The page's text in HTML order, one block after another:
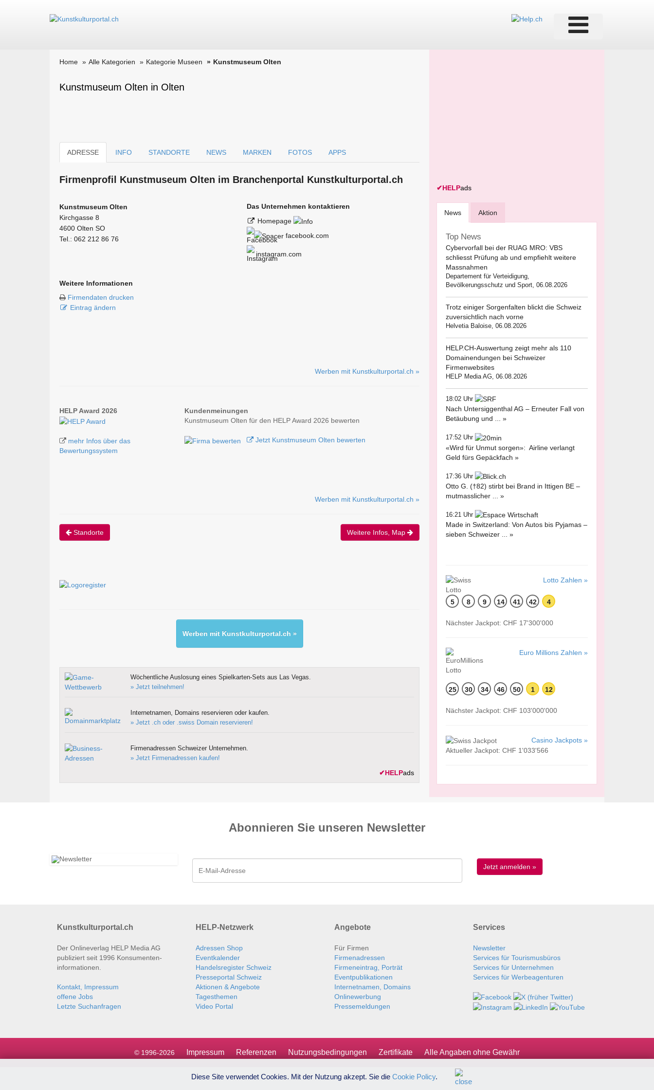
Home Alle Kategorien Kategorie Museen Kunstmuseum Olten
Kunstmuseum Olten in Olten
ADRESSE INFO STANDORTE NEWS MARKEN FOTOS APPS
Firmen­profil Kunstmuseum Olten im Branchen­portal Kunstkulturportal.ch
Kunstmuseum Olten
Kirchgasse 8
4600 Olten SO
Tel.: 062 212 86 76
Das Unternehmen kontaktieren
Homepage
facebook.com
instagram.com
Weitere Informationen
Firmendaten drucken
Eintrag ändern
Werben mit Kunstkulturportal.ch »
HELP Award 2026
mehr Infos über das
Bewertungssystem
Kundenmeinungen
Kunstmuseum Olten für den HELP Award 2026 bewerten
Jetzt Kunstmuseum Olten bewerten
Werben mit Kunstkulturportal.ch »
Standorte Weitere Infos, Map
Werben mit Kunstkulturportal.ch »
Wöchentliche Auslosung eines Spielkarten-Sets aus Las Vegas.
» Jetzt teilnehmen!
Internetnamen, Domains reservieren oder kaufen.
» Jetzt .ch oder .swiss Domain reservieren!
Firmenadressen Schweizer Unternehmen.
» Jetzt Firmenadressen kaufen!
✔HELPads
✔HELPads
News Aktion
Top News
Cybervorfall bei der RUAG MRO: VBS
schliesst Prüfung ab und empfiehlt weitere
Massnahmen
Departement für Verteidigung,
Bevölkerungsschutz und Sport, 06.08.2026
Trotz einiger Sorgenfalten blickt die Schweiz
zuversichtlich nach vorne
Helvetia Baloise, 06.08.2026
HELP.CH-Auswertung zeigt mehr als 110
Domainendungen bei Schweizer
Firmenwebsites
HELP Media AG, 06.08.2026
18:02 Uhr
Nach Untersiggenthal AG – Erneuter Fall von
Betäubung und ... »
17:52 Uhr
«Wird für Unmut sorgen»: Airline verlangt
Geld fürs Gepäckfach »
17:36 Uhr
Otto G. (†82) stirbt bei Brand in Ittigen BE –
mutmasslicher ... »
16:21 Uhr
Made in Switzerland: Von Autos bis Pyjamas –
sieben Schweizer ... »
Lotto Zahlen »
5 8 9 14 41 42 4
Nächster Jackpot: CHF 17'300'000
Euro Millions Zahlen »
25 30 34 46 50 1 12
Nächster Jackpot: CHF 103'000'000
Casino Jackpots »
Aktueller Jackpot: CHF 1'033'566
Abonnieren Sie unseren News­letter
Kunstkulturportal.ch
Der Onlineverlag HELP Media AG
publiziert seit 1996 Konsumenten­
informationen.
Kontakt, Impressum
offene Jobs
Letzte Suchanfragen
HELP-Netzwerk
Adressen Shop
Eventkalender
Handelsregister Schweiz
Presseportal Schweiz
Aktionen & Angebote
Tagesthemen
Video Portal
Angebote
Für Firmen
Firmenadressen
Firmeneintrag, Porträt
Eventpublikationen
Internetnamen, Domains
Onlinewerbung
Pressemeldungen
Services
Newsletter
Services für Tourismusbüros
Services für Unternehmen
Services für Werbeagenturen
© 1996-2026 Impressum Referenzen Nutzungsbedingungen Zertifikate Alle Angaben ohne Gewähr
Diese Site verwendet Cookies. Mit der Nutzung akzept. Sie die Cookie Policy.